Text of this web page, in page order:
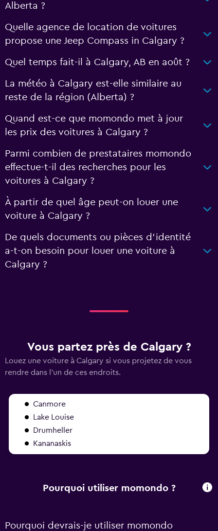
Alberta ?
Quelle agence de location de voitures
propose une Jeep Compass in Calgary ?
Quel temps fait-il à Calgary, AB en août ?
La météo à Calgary est-elle similaire au
reste de la région (Alberta) ?
Quand est-ce que momondo met à jour
les prix des voitures à Calgary ?
Parmi combien de prestataires momondo
effectue-t-il des recherches pour les
voitures à Calgary ?
À partir de quel âge peut-on louer une
voiture à Calgary ?
De quels documents ou pièces d'identité
a-t-on besoin pour louer une voiture à
Calgary ?
Vous partez près de Calgary ?
Louez une voiture à Calgary si vous projetez de vous
rendre dans l'un de ces endroits.
Canmore
Lake Louise
Drumheller
Kananaskis
Pourquoi utiliser momondo ?
Pourquoi devrais-je utiliser momondo